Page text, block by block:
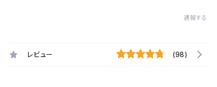
通報する
レビュー (98)